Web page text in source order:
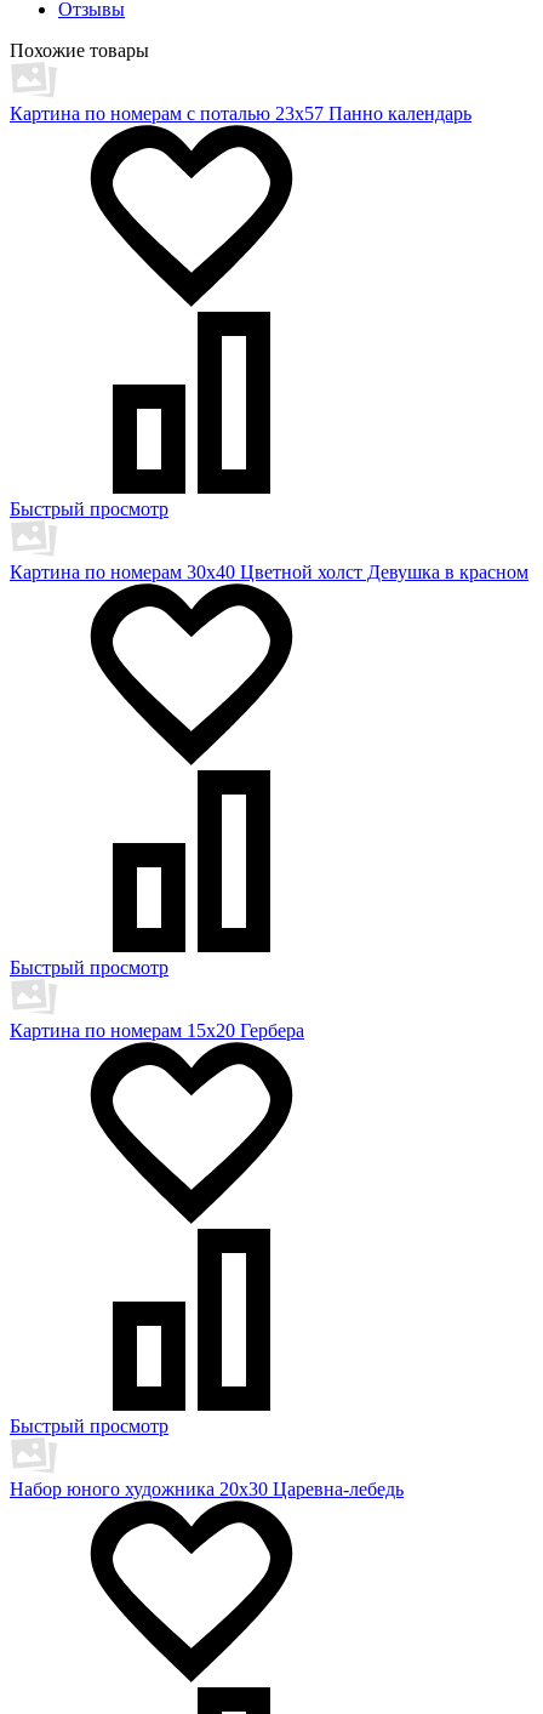
Отзывы
Похожие товары
Картина по номерам с поталью 23х57 Панно календарь
Быстрый просмотр
Картина по номерам 30х40 Цветной холст Девушка в красном
Быстрый просмотр
Картина по номерам 15х20 Гербера
Быстрый просмотр
Набор юного художника 20х30 Царевна-лебедь